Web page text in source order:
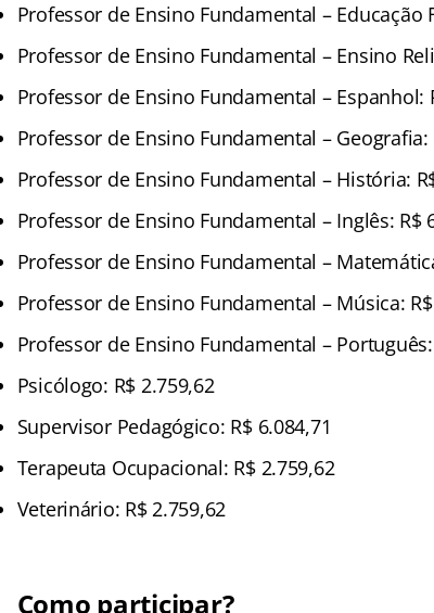
Professor de Ensino Fundamental – Educação
Professor de Ensino Fundamental – Ensino
Professor de Ensino Fundamental – Espanhol:
Professor de Ensino Fundamental – Geografia:
Professor de Ensino Fundamental – História:
Professor de Ensino Fundamental – Inglês: R$
Professor de Ensino Fundamental –
Professor de Ensino Fundamental – Música:
Professor de Ensino Fundamental – Português:
Psicólogo: R$ 2.759,62
Supervisor Pedagógico: R$ 6.084,71
Terapeuta Ocupacional: R$ 2.759,62
Veterinário: R$ 2.759,62
Como participar?